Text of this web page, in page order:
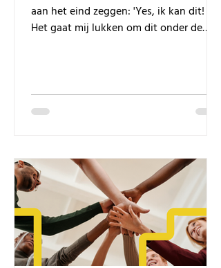
aan het eind zeggen: 'Yes, ik kan dit!
Het gaat mij lukken om dit onder de